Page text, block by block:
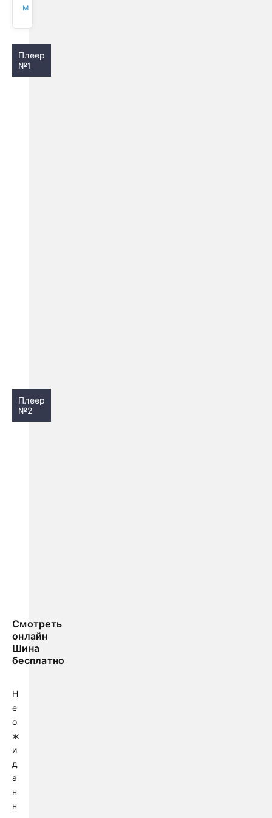
м
Плеер
№1
Плеер
№2
Смотреть
онлайн
Шина
бесплатно
Н
е
о
ж
и
д
а
н
н